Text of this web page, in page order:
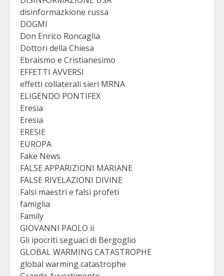
disinformazkione russa
DOGMI
Don Enrico Roncaglia
Dottori della Chiesa
Ebraismo e Cristianesimo
EFFETTI AVVERSI
effetti collaterali sieri MRNA
ELIGENDO PONTIFEX
Eresia
Eresia
ERESIE
EUROPA
Fake News
FALSE APPARIZIONI MARIANE
FALSE RIVELAZIONI DIVINE
Falsi maestri e falsi profeti
famiglia
Family
GIOVANNI PAOLO ii
Gli ipocriti seguaci di Bergoglio
GLOBAL WARMING CATASTROPHE
global warming catastrophe